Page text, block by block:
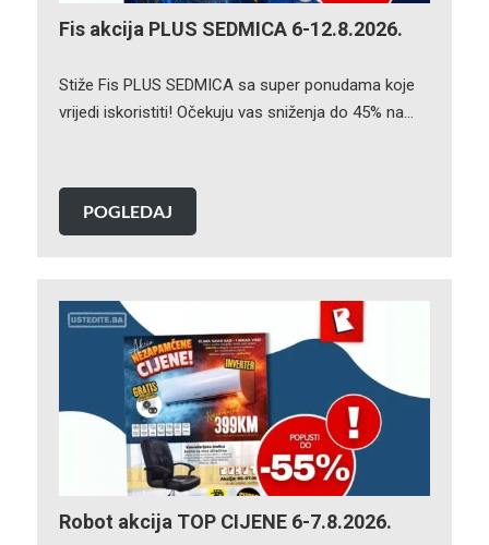
Fis akcija PLUS SEDMICA 6-12.8.2026.
Stiže Fis PLUS SEDMICA sa super ponudama koje
vrijedi iskoristiti! Očekuju vas sniženja do 45% na…
POGLEDAJ
Robot akcija TOP CIJENE 6-7.8.2026.